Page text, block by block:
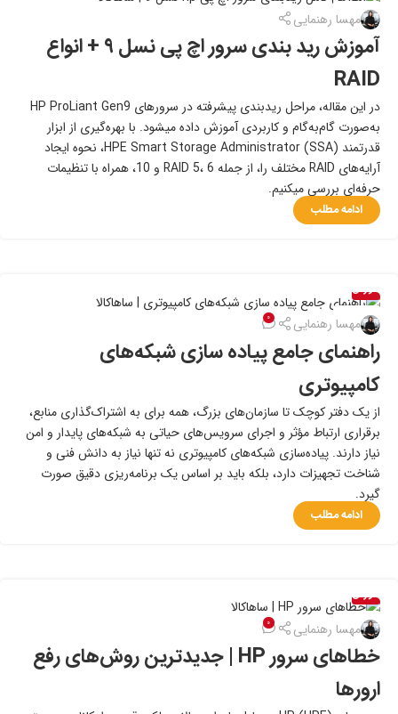
۱۷
تیر
مهسا رهنمایی
آموزش رید بندی سرور اچ پی نسل ۹ + انواع
RAID
در این مقاله، مراحل ریدبندی پیشرفته در سرورهای HP ProLiant Gen9
به‌صورت گام‌به‌گام و کاربردی آموزش داده میشود. با بهره‌گیری از ابزار
قدرتمند HPE Smart Storage Administrator (SSA)، نحوه ایجاد
آرایه‌های RAID مختلف را، از جمله RAID 5، 6 و 10، همراه با تنظیمات
حرفه‌ای بررسی میکنیم.
ادامه مطلب
۱۴
تیر
آموزش
مهسا رهنمایی ۰
راهنمای جامع پیاده سازی شبکه‌های
کامپیوتری
از یک دفتر کوچک تا سازمان‌های بزرگ، همه برای به اشتراک‌گذاری منابع،
برقراری ارتباط مؤثر و اجرای سرویس‌های حیاتی به شبکه‌های پایدار و امن
نیاز دارند. پیاده‌سازی شبکه‌های کامپیوتری نه ‌تنها نیاز به دانش فنی و
شناخت تجهیزات دارد، بلکه باید بر اساس یک برنامه‌ریزی دقیق صورت
گیرد.
ادامه مطلب
۱۰
تیر
آموزش
مهسا رهنمایی ۰
خطاهای سرور HP | جدیدترین روش‌های رفع
ارورها